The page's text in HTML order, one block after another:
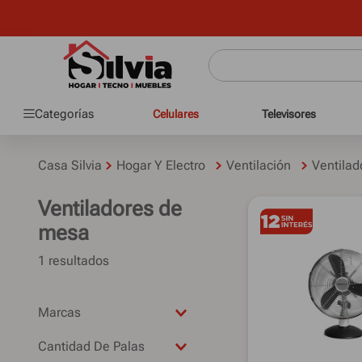
Categorías Celulares Televisores
Casa Silvia Hogar Y Electro Ventilación
Ventiladores de
mesa
1
Cantidad De Palas